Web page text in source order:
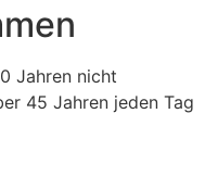
Jahren nicht
45 Jahren jeden Tag